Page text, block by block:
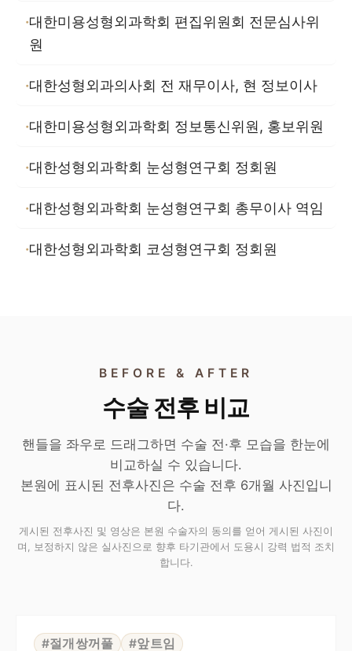
대한미용성형외과학회 편집위원회 전문심사위
원
대한성형외과의사회 전 재무이사, 현 정보이사
대한미용성형외과학회 정보통신위원, 홍보위원
대한성형외과학회 눈성형연구회 정회원
대한성형외과학회 눈성형연구회 총무이사 역임
대한성형외과학회 코성형연구회 정회원
BEFORE & AFTER
수술 전후 비교
핸들을 좌우로 드래그하면 수술 전·후 모습을 한눈에
비교하실 수 있습니다.
본원에 표시된 전후사진은 수술 전후 6개월 사진입니
다.
게시된 전후사진 및 영상은 본원 수술자의 동의를 얻어 게시된 사진이
며, 보정하지 않은 실사진으로 향후 타기관에서 도용시 강력 법적 조치
합니다.
BEFORE
#절개쌍꺼풀 #앞트임